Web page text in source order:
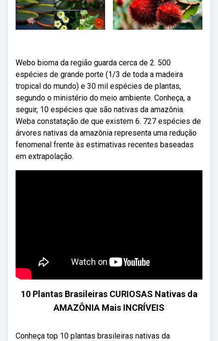
Webo bioma da região guarda cerca de 2. 500
espécies de grande porte (1/3 de toda a madeira
tropical do mundo) e 30 mil espécies de plantas,
segundo o ministério do meio ambiente. Conheça, a
seguir, 10 espécies que são nativas da amazônia.
Weba constatação de que existem 6. 727 espécies de
árvores nativas da amazônia representa uma redução
fenomenal frente às estimativas recentes baseadas
em extrapolação.
10 Plantas Brasileiras CURIOSAS Nativas da
AMAZÔNIA Mais INCRÍVEIS
Conheça top 10 plantas brasileiras nativas da